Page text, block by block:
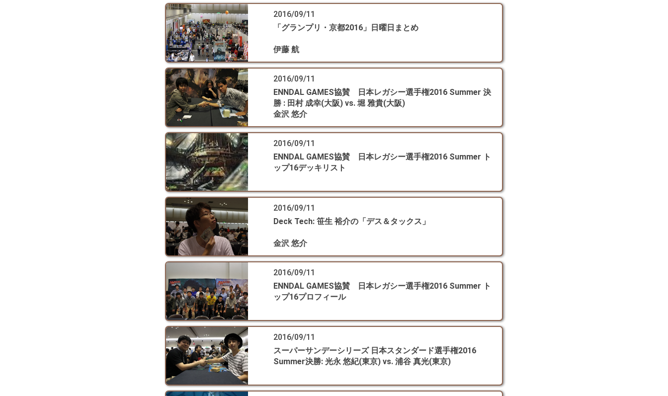
2016/09/11
「グランプリ・京都2016」日曜日まとめ
伊藤 航
2016/09/11
ENNDAL GAMES協賛 日本レガシー選手権2016 Summer 決
勝 : 田村 成幸(大阪) vs. 堀 雅貴(大阪)
金沢 悠介
2016/09/11
ENNDAL GAMES協賛 日本レガシー選手権2016 Summer ト
ップ16デッキリスト
2016/09/11
Deck Tech: 笹生 裕介の「デス＆タックス」
金沢 悠介
2016/09/11
ENNDAL GAMES協賛 日本レガシー選手権2016 Summer ト
ップ16プロフィール
2016/09/11
スーパーサンデーシリーズ 日本スタンダード選手権2016
Summer決勝: 光永 悠紀(東京) vs. 浦谷 真光(東京)